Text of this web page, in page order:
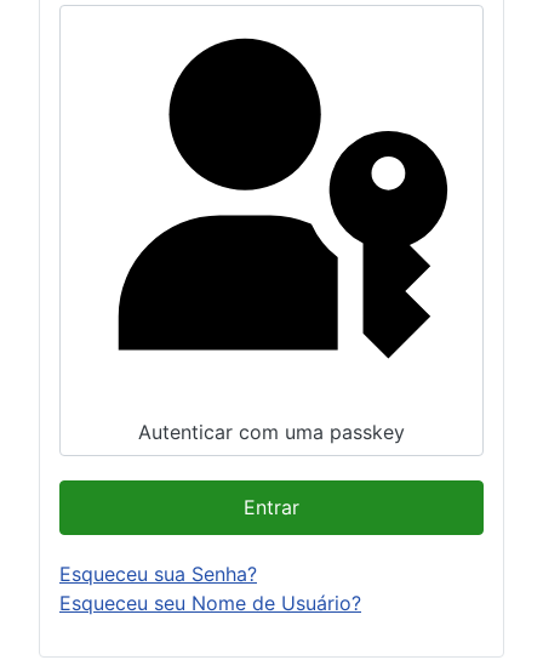
Autenticar com uma passkey
Entrar
Esqueceu sua Senha?
Esqueceu seu Nome de Usuário?